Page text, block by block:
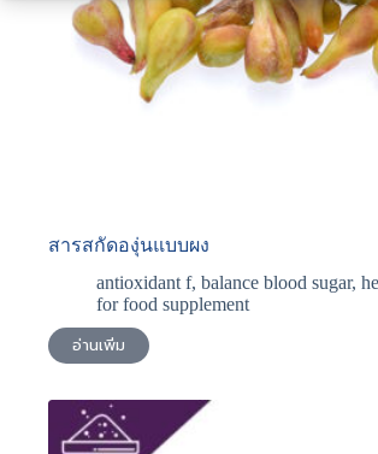
สารสกัดองุ่นแบบผง
antioxidant f, balance blood sugar,
for food supplement
อ่านเพิ่ม